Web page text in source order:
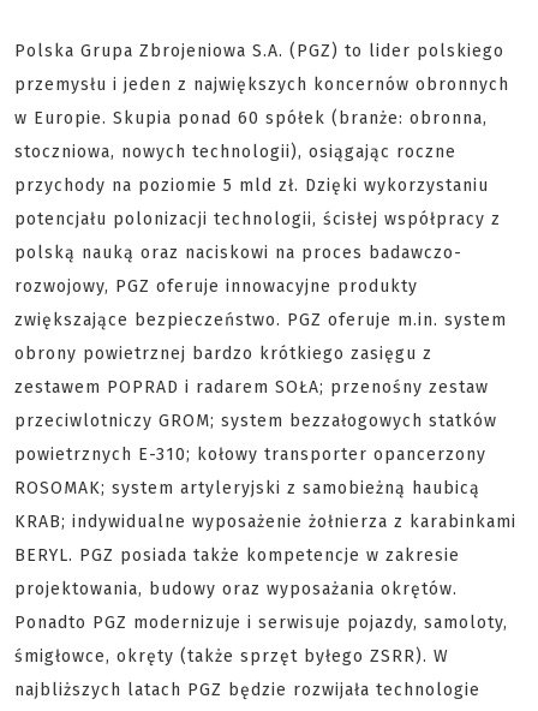
Polska Grupa Zbrojeniowa S.A. (PGZ) to lider polskiego
przemysłu i jeden z największych koncernów obronnych
w Europie. Skupia ponad 60 spółek (branże: obronna,
stoczniowa, nowych technologii), osiągając roczne
przychody na poziomie 5 mld zł. Dzięki wykorzystaniu
potencjału polonizacji technologii, ścisłej współpracy z
polską nauką oraz naciskowi na proces badawczo-
rozwojowy, PGZ oferuje innowacyjne produkty
zwiększające bezpieczeństwo. PGZ oferuje m.in. system
obrony powietrznej bardzo krótkiego zasięgu z
zestawem POPRAD i radarem SOŁA; przenośny zestaw
przeciwlotniczy GROM; system bezzałogowych statków
powietrznych E-310; kołowy transporter opancerzony
ROSOMAK; system artyleryjski z samobieżną haubicą
KRAB; indywidualne wyposażenie żołnierza z karabinkami
BERYL. PGZ posiada także kompetencje w zakresie
projektowania, budowy oraz wyposażania okrętów.
Ponadto PGZ modernizuje i serwisuje pojazdy, samoloty,
śmigłowce, okręty (także sprzęt byłego ZSRR). W
najbliższych latach PGZ będzie rozwijała technologie